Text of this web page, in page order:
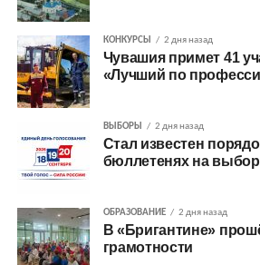
КОНКУРСЫ 2 дня назад
Чувашия примет 41
«Лучший по
ВЫБОРЫ 2 дня назад
Стал известен
бюллетенях на
ОБРАЗОВАНИЕ 2 дня назад
В «Бригантине»
грамотности